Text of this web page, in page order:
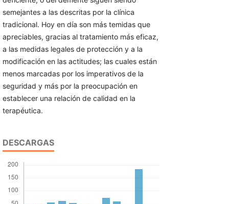
semejantes a las descritas por la clínica
tradicional. Hoy en día son más temidas que
apreciables, gracias al tratamiento más eficaz,
a las medidas legales de protección y a la
modificación en las actitudes; las cuales están
menos marcadas por los imperativos de la
seguridad y más por la preocupación en
establecer una relación de calidad en la
terapéutica.
DESCARGAS